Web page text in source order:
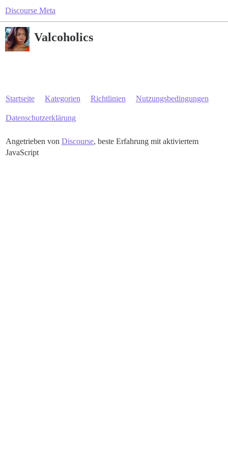
Discourse Meta
Valcoholics
Startseite Kategorien Richtlinien Nutzungsbedingungen
Datenschutzerklärung
Angetrieben von Discourse, beste Erfahrung mit aktiviertem
JavaScript